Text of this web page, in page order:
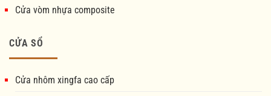
Cửa vòm nhựa composite
CỬA SỔ
Cửa nhôm xingfa cao cấp